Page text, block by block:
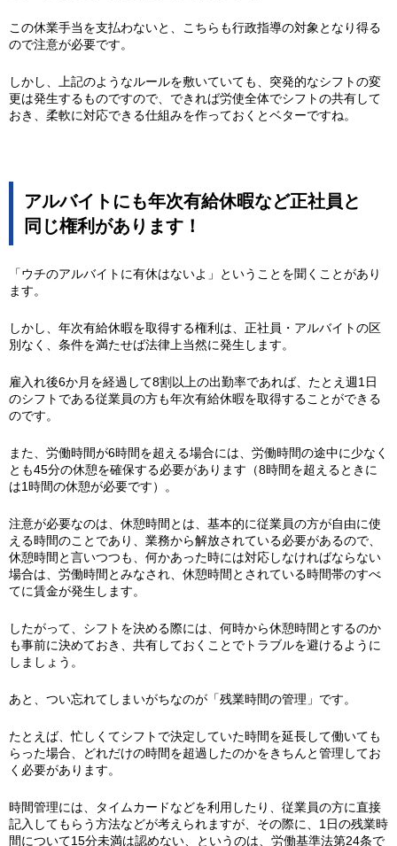
この休業手当を支払わないと、こちらも行政指導の対象となり得る
ので注意が必要です。
しかし、上記のようなルールを敷いていても、突発的なシフトの変
更は発生するものですので、できれば労使全体でシフトの共有して
おき、柔軟に対応できる仕組みを作っておくとベターですね。
アルバイトにも年次有給休暇など正社員と
同じ権利があります！
「ウチのアルバイトに有休はないよ」ということを聞くことがあり
ます。
しかし、年次有給休暇を取得する権利は、正社員・アルバイトの区
別なく、条件を満たせば法律上当然に発生します。
雇入れ後6か月を経過して8割以上の出勤率であれば、たとえ週1日
のシフトである従業員の方も年次有給休暇を取得することができる
のです。
また、労働時間が6時間を超える場合には、労働時間の途中に少なく
とも45分の休憩を確保する必要があります（8時間を超えるときに
は1時間の休憩が必要です）。
注意が必要なのは、休憩時間とは、基本的に従業員の方が自由に使
える時間のことであり、業務から解放されている必要があるので、
休憩時間と言いつつも、何かあった時には対応しなければならない
場合は、労働時間とみなされ、休憩時間とされている時間帯のすべ
てに賃金が発生します。
したがって、シフトを決める際には、何時から休憩時間とするのか
も事前に決めておき、共有しておくことでトラブルを避けるように
しましょう。
あと、つい忘れてしまいがちなのが「残業時間の管理」です。
たとえば、忙しくてシフトで決定していた時間を延長して働いても
らった場合、どれだけの時間を超過したのかをきちんと管理してお
く必要があります。
時間管理には、タイムカードなどを利用したり、従業員の方に直接
記入してもらう方法などが考えられますが、その際に、1日の残業時
間について15分未満は認めない、というのは、労働基準法第24条で